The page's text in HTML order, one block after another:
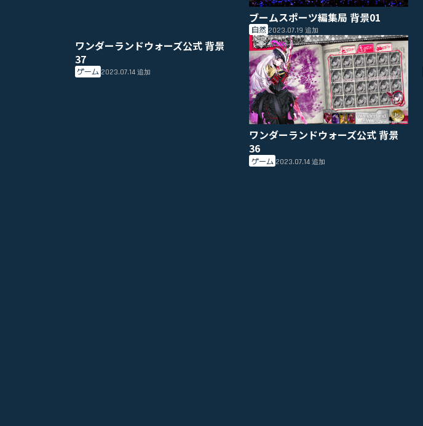
ブームスポーツ編集局 背景01
自然 2023.07.19 追加
ワンダーランドウォーズ公式 背景
37
ゲーム 2023.07.14追加
ワンダーランドウォーズ公式 背景
36
ゲーム 2023.07.14 追加